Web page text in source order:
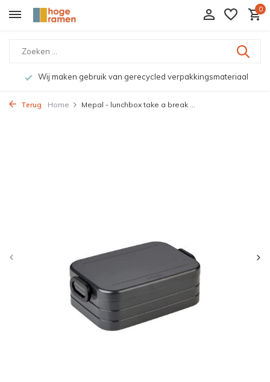
0
Wij maken gebruik van gerecycled verpakkingsmateriaal
Terug Home Mepal - lunchbox take a break ...